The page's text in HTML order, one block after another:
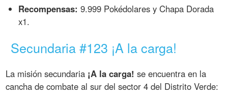
Recompensas: 9.999 Pokédolares y Chapa Dorada
x1.
Secundaria #123 ¡A la carga!
La misión secundaria ¡A la carga! se encuentra en la
cancha de combate al sur del sector 4 del Distrito Verde: